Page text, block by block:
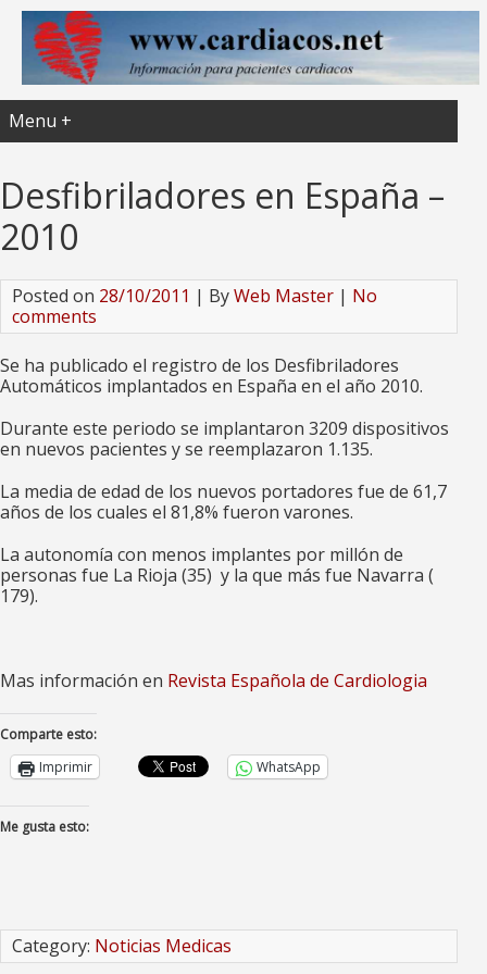
Menu +
Desfibriladores en España –
2010
Posted on 28/10/2011 | ByWeb Master | No
comments
Se ha publicado el registro de los Desfibriladores
Automáticos implantados en España en el año 2010.
Durante este periodo se implantaron 3209 dispositivos
en nuevos pacientes y se reemplazaron 1.135.
La media de edad de los nuevos portadores fue de 61,7
años de los cuales el 81,8% fueron varones.
La autonomía con menos implantes por millón de
personas fue La Rioja (35) y la que más fue Navarra (
179).
Mas información en Revista Española de Cardiologia
Comparte esto:
Imprimir
WhatsApp
Me gusta esto:
Category: Noticias Medicas